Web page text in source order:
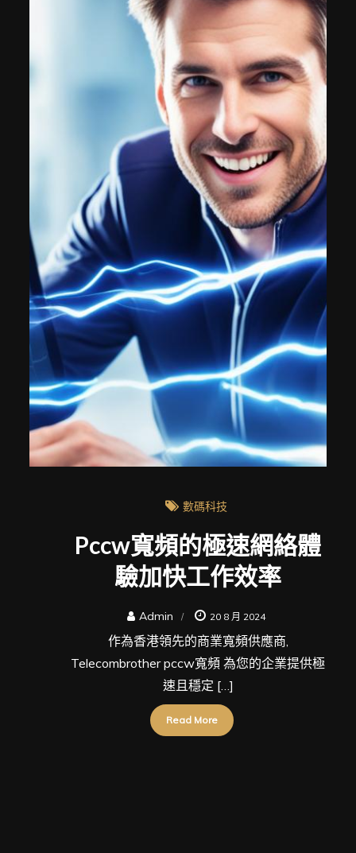
數碼科技
Pccw寬頻的極速網絡體
驗加快工作效率
Admin 20 8 月 2024
作為香港領先的商業寬頻供應商,
Telecombrother pccw寬頻 為您的企業提供極
速且穩定 […]
Read More